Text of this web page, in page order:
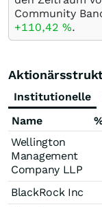
Community
+110,42 %.
Institutionelle
Name
Wellington
Management
Company LLP
BlackRock Inc